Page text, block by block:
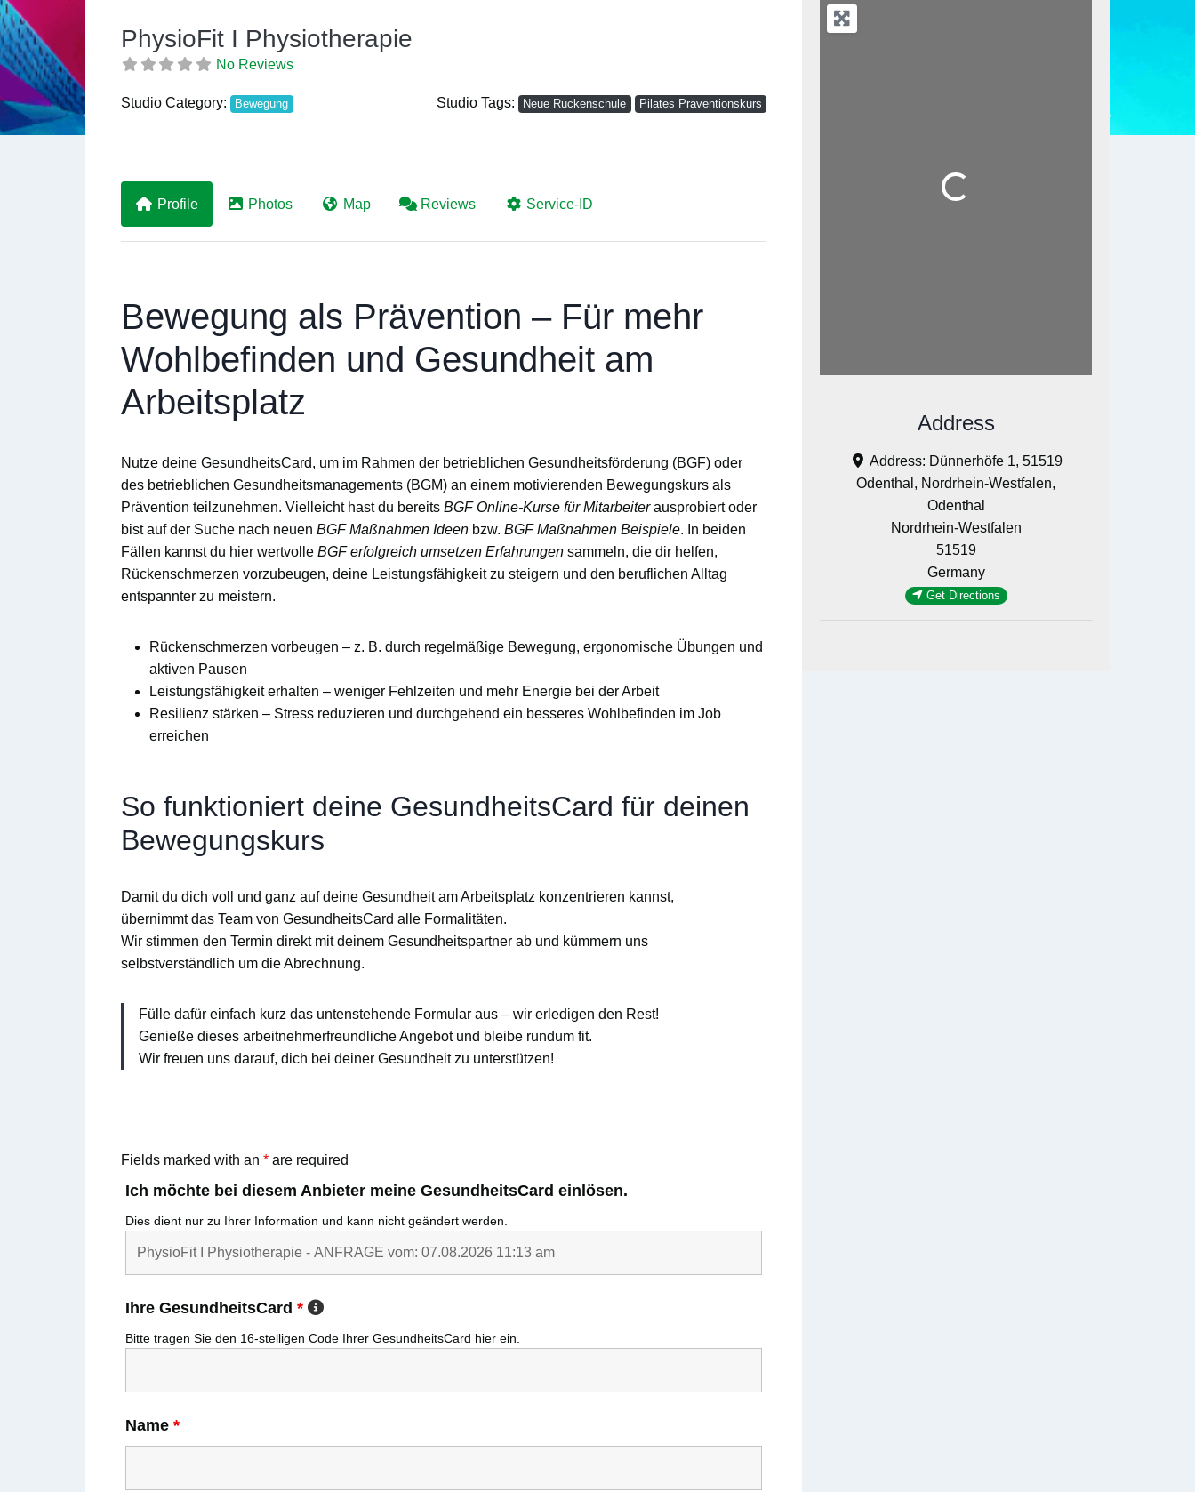
PhysioFit I Physiotherapie
No Reviews
Studio Category: Bewegung Studio Tags: Neue Rückenschule Pilates Präventionskurs
Profile Photos Map Reviews Service-ID
Bewegung als Prävention – Für mehr
Wohlbefinden und Gesundheit am
Arbeitsplatz
Nutze deine GesundheitsCard, um im Rahmen der betrieblichen Gesundheitsförderung (BGF) oder
des betrieblichen Gesundheitsmanagements (BGM) an einem motivierenden Bewegungskurs als
Prävention teilzunehmen. Vielleicht hast du bereits BGF Online-Kurse für Mitarbeiterausprobiert oder
bist auf der Suche nach neuen BGF Maßnahmen Ideen bzw. BGF Maßnahmen Beispiele. In beiden
Fällen kannst du hier wertvolle BGF erfolgreich umsetzen Erfahrungen sammeln, die dir helfen,
Rückenschmerzen vorzubeugen, deine Leistungsfähigkeit zu steigern und den beruflichen Alltag
entspannter zu meistern.
Rückenschmerzen vorbeugen – z. B. durch regelmäßige Bewegung, ergonomische Übungen und
aktiven Pausen
Leistungsfähigkeit erhalten – weniger Fehlzeiten und mehr Energie bei der Arbeit
Resilienz stärken – Stress reduzieren und durchgehend ein besseres Wohlbefinden im Job
erreichen
So funktioniert deine GesundheitsCard für deinen
Bewegungskurs
Damit du dich voll und ganz auf deine Gesundheit am Arbeitsplatz konzentrieren kannst,
übernimmt das Team von GesundheitsCard alle Formalitäten.
Wir stimmen den Termin direkt mit deinem Gesundheitspartner ab und kümmern uns
selbstverständlich um die Abrechnung.
Fülle dafür einfach kurz das untenstehende Formular aus – wir erledigen den Rest!
Genieße dieses arbeitnehmerfreundliche Angebot und bleibe rundum fit.
Wir freuen uns darauf, dich bei deiner Gesundheit zu unterstützen!
Fields marked with an * are required
Ich möchte bei diesem Anbieter meine GesundheitsCard einlösen.
Dies dient nur zu Ihrer Information und kann nicht geändert werden.
Ihre GesundheitsCard *
Bitte tragen Sie den 16-stelligen Code Ihrer GesundheitsCard hier ein.
Name *
Loading...
Address
Address: Dünnerhöfe 1, 51519
Odenthal, Nordrhein-Westfalen,
Odenthal
Nordrhein-Westfalen
51519
Germany
Get Directions